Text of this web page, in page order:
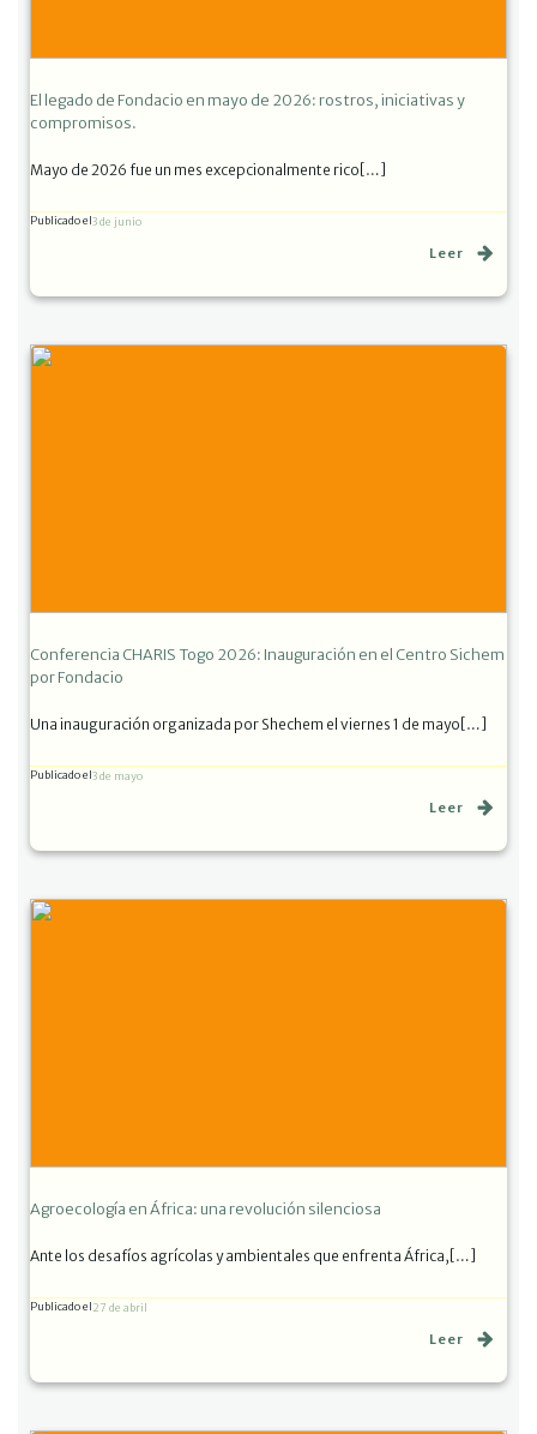
El legado de Fondacio en mayo de 2026: rostros, iniciativas y
compromisos.
Mayo de 2026 fue un mes excepcionalmente rico[…]
Publicado el 3 de junio
Leer
Conferencia CHARIS Togo 2026: Inauguración en el Centro Sichem
por Fondacio
Una inauguración organizada por Shechem el viernes 1 de mayo[…]
Publicado el3 de mayo
Leer
Agroecología en África: una revolución silenciosa
Ante los desafíos agrícolas y ambientales que enfrenta África,[…]
Publicado el27 de abril
Leer